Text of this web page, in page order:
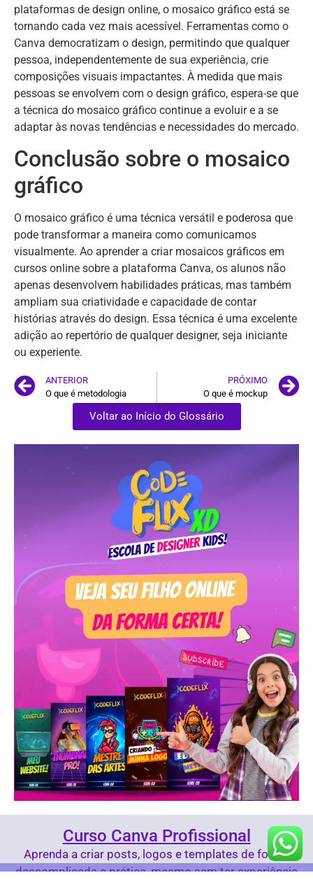
plataformas de design online, o mosaico gráfico está se
tornando cada vez mais acessível. Ferramentas como o
Canva democratizam o design, permitindo que qualquer
pessoa, independentemente de sua experiência, crie
composições visuais impactantes. À medida que mais
pessoas se envolvem com o design gráfico, espera-se que
a técnica do mosaico gráfico continue a evoluir e a se
adaptar às novas tendências e necessidades do mercado.
Conclusão sobre o mosaico
gráfico
O mosaico gráfico é uma técnica versátil e poderosa que
pode transformar a maneira como comunicamos
visualmente. Ao aprender a criar mosaicos gráficos em
cursos online sobre a plataforma Canva, os alunos não
apenas desenvolvem habilidades práticas, mas também
ampliam sua criatividade e capacidade de contar
histórias através do design. Essa técnica é uma excelente
adição ao repertório de qualquer designer, seja iniciante
ou experiente.
ANTERIOR
O que é metodologia
PRÓXIMO
O que é mockup
Voltar ao Início do Glossário
Curso Canva Profissional
Aprenda a criar posts, logos e templates de forma
descomplicada e prática, mesmo sem ter experiência